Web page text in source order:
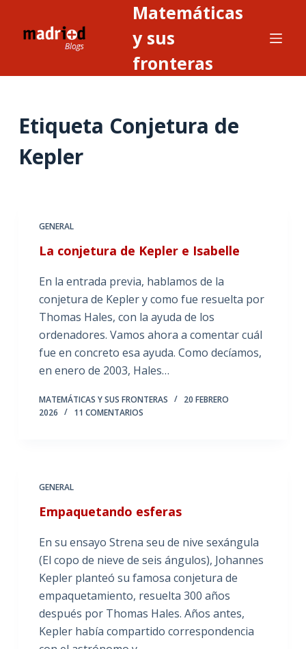
Matemáticas
y sus
fronteras
Etiqueta Conjetura de
Kepler
GENERAL
La conjetura de Kepler e Isabelle
En la entrada previa, hablamos de la
conjetura de Kepler y como fue resuelta por
Thomas Hales, con la ayuda de los
ordenadores. Vamos ahora a comentar cuál
fue en concreto esa ayuda. Como decíamos,
en enero de 2003, Hales…
MATEMÁTICAS Y SUS FRONTERAS
20 FEBRERO
2026
11 COMENTARIOS
GENERAL
Empaquetando esferas
En su ensayo Strena seu de nive sexángula
(El copo de nieve de seis ángulos), Johannes
Kepler planteó su famosa conjetura de
empaquetamiento, resuelta 300 años
después por Thomas Hales. Años antes,
Kepler había compartido correspondencia